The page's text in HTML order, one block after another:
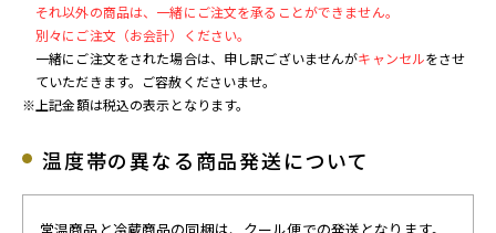
それ以外の商品は、一緒にご注文を承ることができません。
別々にご注文（お会計）ください。
一緒にご注文をされた場合は、申し訳ございませんがキャンセルをさせ
ていただきます。ご容赦くださいませ。
※上記金額は税込の表示となります。
温度帯の異なる商品発送について